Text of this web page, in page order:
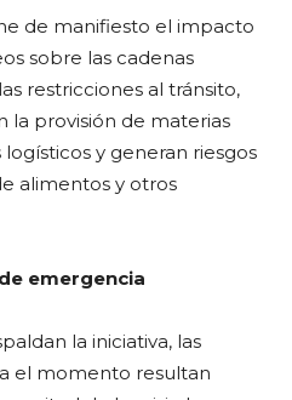
de manifiesto el impacto
sobre las cadenas
restricciones al tránsito,
la provisión de materias
y generan riesgos
alimentos y otros
emergencia
la iniciativa, las
el momento resultan